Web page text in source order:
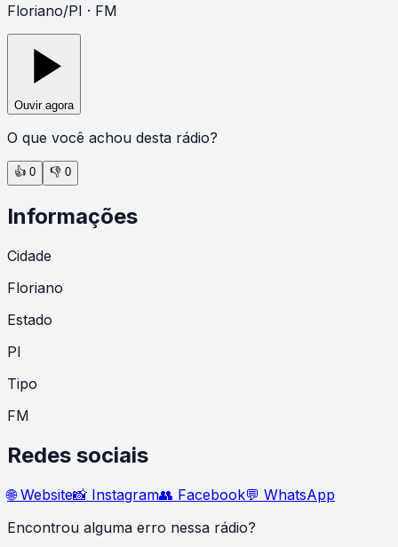
Floriano/PI · FM
Ouvir agora
O que você achou desta rádio?
👍 0 👎 0
Informações
Cidade
Floriano
Estado
PI
Tipo
FM
Redes sociais
🌐 Website📸 Instagram👥 Facebook💬 WhatsApp
Encontrou alguma erro nessa rádio?